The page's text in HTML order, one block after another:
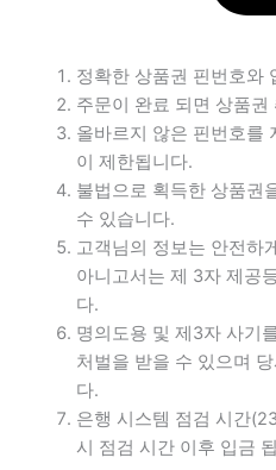
정확한 상품권 핀번호와
주문이 완료 되면 상품
올바르지 않은 핀번호를
이 제한됩니다.
불법으로 획득한 상품권
수 있습니다.
고객님의 정보는 안전하
아니고서는 제 3자 제공
다.
명의도용 및 제3자 사기
처벌을 받을 수 있으며
다.
은행 시스템 점검 시간
시 점검 시간 이후 입금